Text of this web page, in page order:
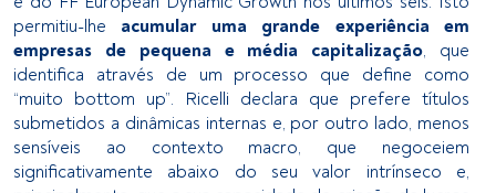
Lista de parceiros (fornecedores)
permitiu-lhe acumular uma grande experiência em
empresas de pequena e média capitalização, que
identifica através de um processo que define como
“muito bottom up”. Ricelli declara que prefere títulos
submetidos a dinâmicas internas e, por outro lado, menos
sensíveis ao contexto macro, que negoceiem
significativamente abaixo do seu valor intrínseco e,